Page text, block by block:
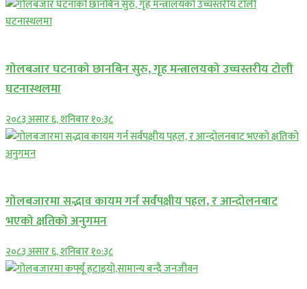
गोलबजार घटनाको छानबिन सुरु, गृह मन्त्रालयको उच्चस्तरीय टोली
घटनास्थलमा
२०८३ असार ६, शनिबार १०:३८
गोलबजारमा सद्भाव कायम गर्न सर्वपक्षीय पहल, र आन्दोलनबाट
भएको क्षतिको अनुगमन
२०८३ असार ६, शनिबार १०:३८